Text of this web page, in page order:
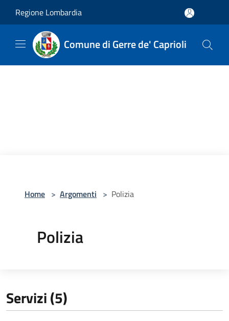
Regione Lombardia
Comune di Gerre de' Caprioli
Home > Argomenti > Polizia
Polizia
Servizi (5)